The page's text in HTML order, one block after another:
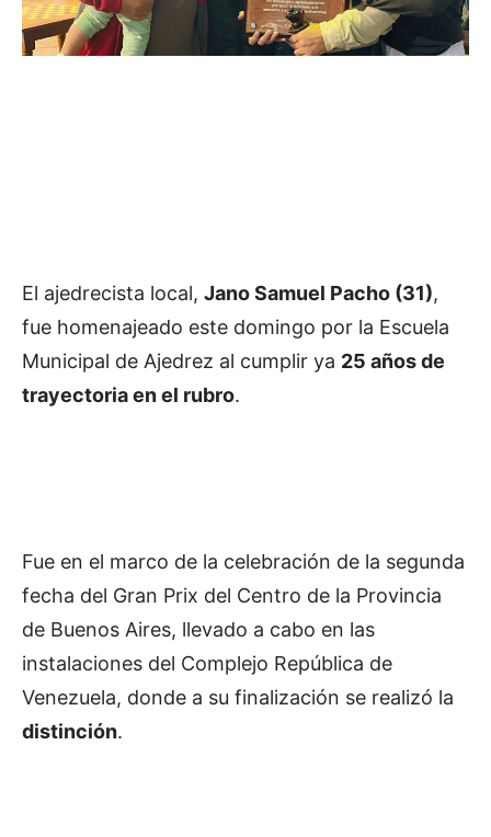
El ajedrecista local, Jano Samuel Pacho (31),
fue homenajeado este domingo por la Escuela
Municipal de Ajedrez al cumplir ya 25 años de
trayectoria en el rubro.
Fue en el marco de la celebración de la segunda
fecha del Gran Prix del Centro de la Provincia
de Buenos Aires, llevado a cabo en las
instalaciones del Complejo República de
Venezuela, donde a su finalización se realizó la
distinción.